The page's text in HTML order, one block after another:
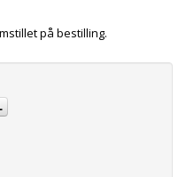
på bestilling.